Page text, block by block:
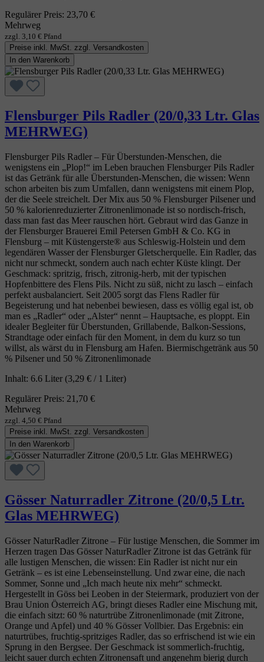
Regulärer Preis: 23,70 €
Mehrweg
zzgl. 3,10 € Pfand
Preise inkl. MwSt. zzgl. Versandkosten
In den Warenkorb
Flensburger Pils Radler (20/0,33 Ltr. Glas
MEHRWEG)
Flensburger Pils Radler – Für Überstunden‑Menschen, die
wenigstens ein „Plop!“ im Leben brauchen Flensburger Pils Radler
ist das Getränk für alle Überstunden‑Menschen, die wissen: Wenn
schon arbeiten bis zum Umfallen, dann wenigstens mit einem Plop,
der die Seele streichelt. Der Mix aus 50 % Flensburger Pilsener und
50 % kalorienreduzierter Zitronenlimonade ist so nordisch‑frisch,
dass man fast das Meer rauschen hört. Gebraut wird das Ganze in
der Flensburger Brauerei Emil Petersen GmbH & Co. KG in
Flensburg – mit Küstengerste® aus Schleswig‑Holstein und dem
legendären Wasser der Flensburger Gletscherquelle. Ein Radler, das
nicht nur schmeckt, sondern auch nach echter Küste klingt. Der
Geschmack: spritzig, frisch, zitronig‑herb, mit der typischen
Hopfenbittere des Flens Pils. Nicht zu süß, nicht zu lasch – einfach
perfekt ausbalanciert. Seit 2005 sorgt das Flens Radler für
Begeisterung und hat nebenbei bewiesen, dass es völlig egal ist, ob
man es „Radler“ oder „Alster“ nennt – Hauptsache, es ploppt. Ein
idealer Begleiter für Überstunden, Grillabende, Balkon‑Sessions,
Strandtage oder einfach für den Moment, in dem du kurz so tun
willst, als wärst du in Flensburg am Hafen. Biermischgetränk aus 50
% Pilsener und 50 % Zitronenlimonade
Inhalt: 6.6 Liter (3,29 € / 1 Liter)
Regulärer Preis: 21,70 €
Mehrweg
zzgl. 4,50 € Pfand
Preise inkl. MwSt. zzgl. Versandkosten
In den Warenkorb
Gösser Naturradler Zitrone (20/0,5 Ltr.
Glas MEHRWEG)
Gösser NaturRadler Zitrone – Für lustige Menschen, die Sommer im
Herzen tragen Das Gösser NaturRadler Zitrone ist das Getränk für
alle lustigen Menschen, die wissen: Ein Radler ist nicht nur ein
Getränk – es ist eine Lebenseinstellung. Und zwar eine, die nach
Sommer, Sonne und „Ich mach heute nix mehr“ schmeckt.
Hergestellt in Göss bei Leoben in der Steiermark, produziert von der
Brau Union Österreich AG, bringt dieses Radler eine Mischung mit,
die einfach sitzt: 60 % naturtrübe Zitronenlimonade (mit Zitrone,
Orange und Apfel) und 40 % Gösser Vollbier. Das Ergebnis: ein
naturtrübes, fruchtig‑spritziges Radler, das so erfrischend ist wie ein
Sprung in den Bergsee. Der Geschmack ist sommerlich‑fruchtig,
leicht sauer durch echten Zitronensaft und angenehm bierig durch